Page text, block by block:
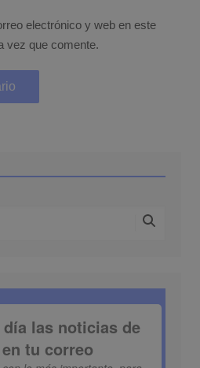
electrónico y web en este
vez que comente.